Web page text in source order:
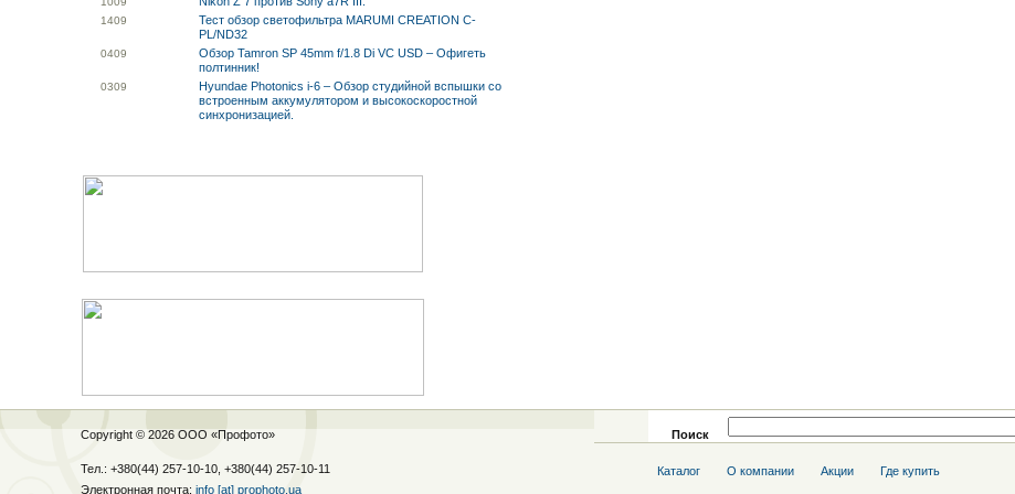
1409
Тест обзор светофильтра MARUMI CREATION C-
PL/ND32
0409
Обзор Tamron SP 45mm f/1.8 Di VC USD – Офигеть
полтинник!
0309
Hyundae Photonics i-6 – Обзор студийной вспышки со
встроенным аккумулятором и высокоскоростной
синхронизацией.
Copyright © 2026 ООО «Профото»
Тел.: +380(44) 257-10-10, +380(44) 257-10-11
Электронная почта: info [at] prophoto.ua
Поиск
Каталог О компании Акции Где купить